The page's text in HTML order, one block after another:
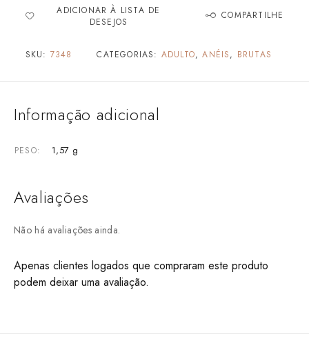
ADICIONAR À LISTA DE
DESEJOS
COMPARTILHE
SKU: 7348 CATEGORIAS: ADULTO,ANÉIS, BRUTAS
Informação adicional
PESO 1,57 g
Avaliações
Não há avaliações ainda.
Apenas clientes logados que compraram este produto
podem deixar uma avaliação.